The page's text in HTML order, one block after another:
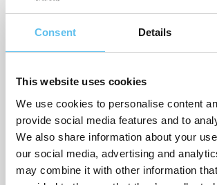
Consent Details
This website uses cookies
We use cookies to personalise content
provide social media features and to
We also share information about your
our social media, advertising and
may combine it with other information